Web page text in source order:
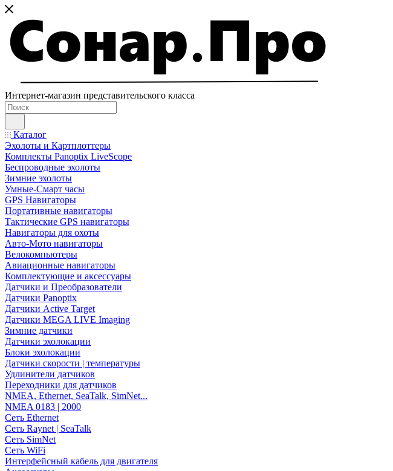
Интернет-магазин представительского класса
Каталог
Эхолоты и Картплоттеры
Комплекты Panoptix LiveScope
Беспроводные эхолоты
Зимние эхолоты
Умные-Смарт часы
GPS Навигаторы
Портативные навигаторы
Тактические GPS навигаторы
Навигаторы для охоты
Авто-Мото навигаторы
Велокомпьютеры
Авиационные навигаторы
Комплектующие и аксессуары
Датчики и Преобразователи
Датчики Panoptix
Датчики Active Target
Датчики MEGA LIVE Imaging
Зимние датчики
Датчики эхолокации
Блоки эхолокации
Датчики скорости | температуры
Удлинители датчиков
Переходники для датчиков
NMEA, Ethernet, SeaTalk, SimNet...
NMEA 0183 | 2000
Сеть Ethernet
Сеть Raynet | SeaTalk
Сеть SimNet
Сеть WiFi
Интерфейсный кабель для двигателя